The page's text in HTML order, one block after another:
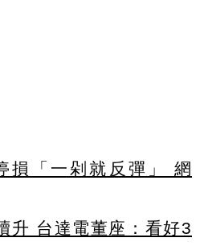
損「一剁就反彈」 網
升 台達電董座：看好3